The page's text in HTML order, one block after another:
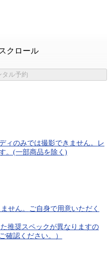
クロール
タル予約
ィのみでは撮影できません。
レ
。(一部商品を除く)
せん。 ご自身で用意いただく
推奨スペックが異なりますの
確認ください。）